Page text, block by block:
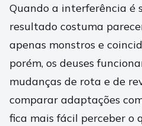
Quando a interferência é
resultado costuma
apenas monstros e
porém, os deuses
mudanças de rota e de
comparar adaptações
fica mais fácil perceber o